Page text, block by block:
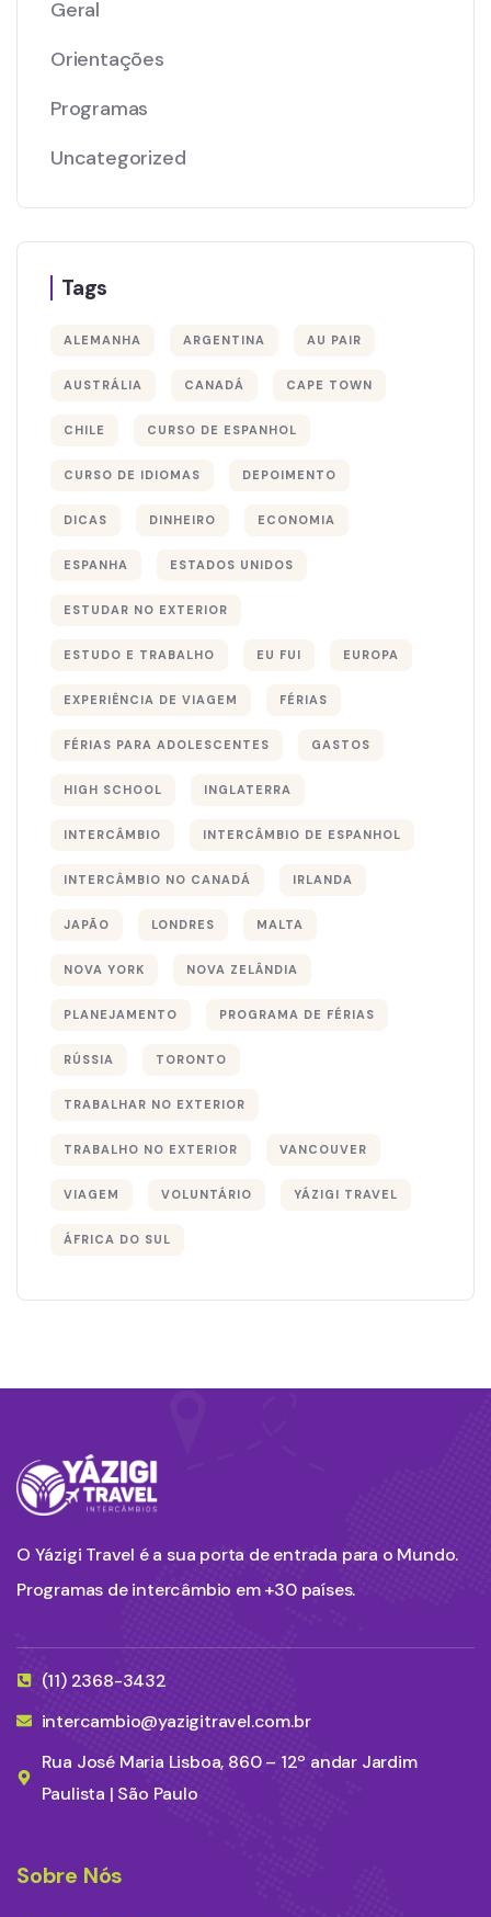
Geral
Orientações
Programas
Uncategorized
Tags
ALEMANHA ARGENTINA AU PAIR
AUSTRÁLIA CANADÁ CAPE TOWN
CHILE CURSO DE ESPANHOL
CURSO DE IDIOMAS DEPOIMENTO
DICAS DINHEIRO ECONOMIA
ESPANHA ESTADOS UNIDOS
ESTUDAR NO EXTERIOR
ESTUDO E TRABALHO EU FUI EUROPA
EXPERIÊNCIA DE VIAGEM FÉRIAS
FÉRIAS PARA ADOLESCENTES GASTOS
HIGH SCHOOL INGLATERRA
INTERCÂMBIO INTERCÂMBIO DE ESPANHOL
INTERCÂMBIO NO CANADÁ IRLANDA
JAPÃO LONDRES MALTA
NOVA YORK NOVA ZELÂNDIA
PLANEJAMENTO PROGRAMA DE FÉRIAS
RÚSSIA TORONTO
TRABALHAR NO EXTERIOR
TRABALHO NO EXTERIOR VANCOUVER
VIAGEM VOLUNTÁRIO YÁZIGI TRAVEL
ÁFRICA DO SUL
O Yázigi Travel é a sua porta de entrada para o Mundo.
Programas de intercâmbio em +30 países.
(11) 2368-3432
intercambio@yazigitravel.com.br
Rua José Maria Lisboa, 860 – 12º andar Jardim
Paulista | São Paulo
Sobre Nós